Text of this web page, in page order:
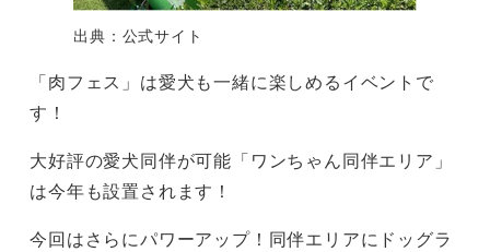
出典：公式サイト
「肉フェス」は愛犬も一緒に楽しめるイベントで
す！
大好評の愛犬同伴が可能「ワンちゃん同伴エリア」
は今年も設置されます！
今回はさらにパワーアップ！同伴エリアにドッグラ